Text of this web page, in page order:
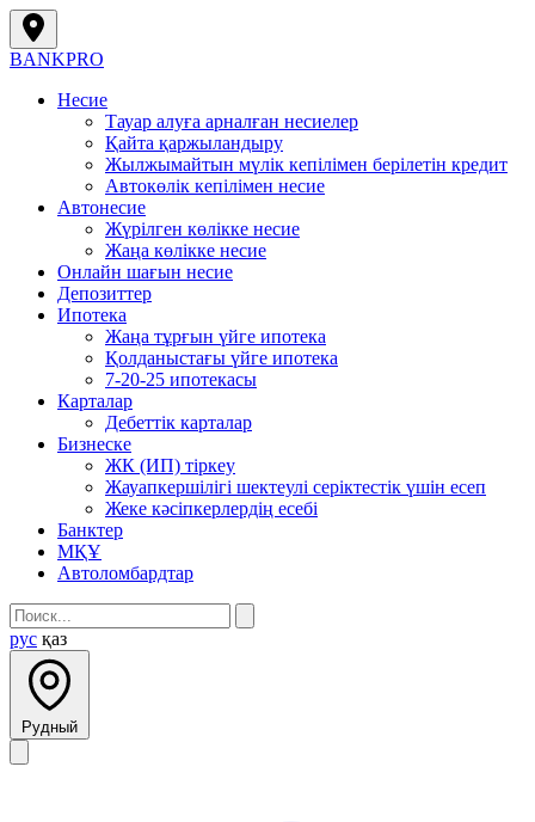
BANKPRO
Несие
Тауар алуға арналған несиелер
Қайта қаржыландыру
Жылжымайтын мүлік кепілімен берілетін кредит
Автокөлік кепілімен несие
Автонесие
Жүрілген көлікке несие
Жаңа көлікке несие
Онлайн шағын несие
Депозиттер
Ипотека
Жаңа тұрғын үйге ипотека
Қолданыстағы үйге ипотека
7-20-25 ипотекасы
Карталар
Дебеттік карталар
Бизнеске
ЖК (ИП) тіркеу
Жауапкершілігі шектеулі серіктестік үшін есеп
Жеке кәсіпкерлердің есебі
Банктер
МҚҰ
Автоломбардтар
рус қаз
Рудный